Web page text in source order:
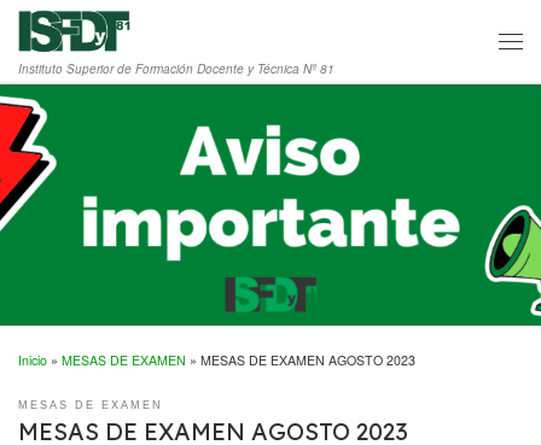
Saltar al contenido
Instituto Superior de Formación Docente y Técnica Nº 81
Inicio » MESAS DE EXAMEN » MESAS DE EXAMEN AGOSTO 2023
MESAS DE EXAMEN
MESAS DE EXAMEN AGOSTO 2023